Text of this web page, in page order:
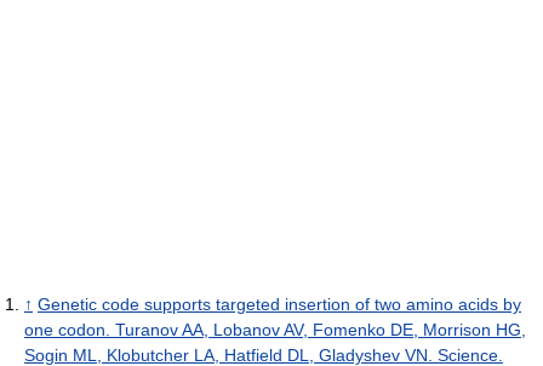
↑ Genetic code supports targeted insertion of two amino acids by
one codon. Turanov AA, Lobanov AV, Fomenko DE, Morrison HG,
Sogin ML, Klobutcher LA, Hatfield DL, Gladyshev VN. Science.